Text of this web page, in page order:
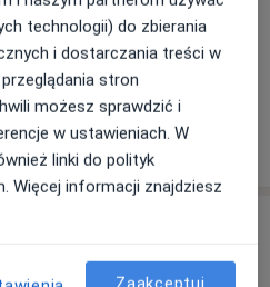
są ceny?
Adres 3 Adres 4
technologii) do zbierania
i dostarczania treści w
stron
możesz sprawdzić i
w ustawieniach. W
linki do polityk
Więcej informacji znajdziesz
Zaakceptuj